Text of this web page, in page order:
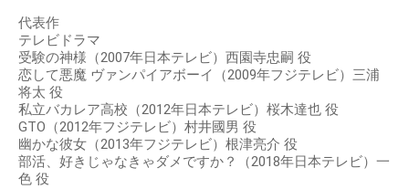
代表作
テレビドラマ
受験の神様（2007年日本テレビ）西園寺忠嗣 役
恋して悪魔 ヴァンパイアボーイ（2009年フジテレビ）三浦
将太 役
私立バカレア高校（2012年日本テレビ）桜木達也 役
GTO（2012年フジテレビ）村井國男 役
幽かな彼女（2013年フジテレビ）根津亮介 役
部活、好きじゃなきゃダメですか？（2018年日本テレビ）一
色 役